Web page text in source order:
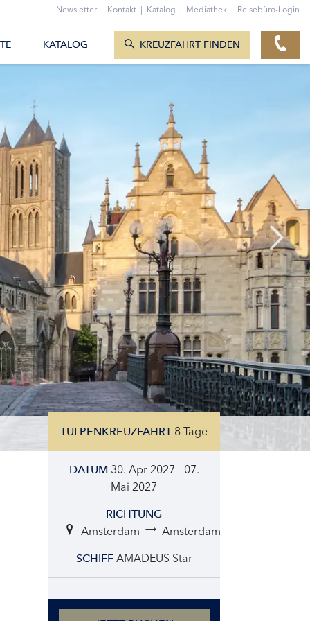
TULPENKREUZFAHRT 8 Tage
DATUM 30. Apr 2027 - 07.
Mai 2027
RICHTUNG
Amsterdam Amsterdam
SCHIFF AMADEUS Star
Newsletter | Kontakt | Katalog | Mediathek | Reisebüro-Login
KATALOG KREUZFAHRT FINDEN
ZUM KONTAKTFORMULAR